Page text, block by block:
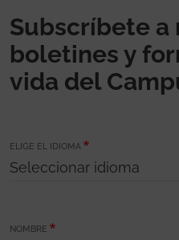
Subscríbete a
boletines y
vida del
ELIGE EL IDIOMA
NOMBRE